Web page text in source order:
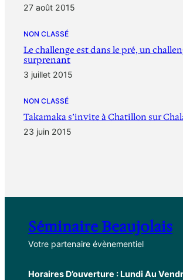
27 août 2015
NON CLASSÉ
Le challenge est dans le pré, un
surprenant
3 juillet 2015
NON CLASSÉ
Takamaka s’invite à Chatillon sur
23 juin 2015
Séminaire Beaujolais
Votre partenaire évènementiel
Horaires D’ouverture : Lundi Au